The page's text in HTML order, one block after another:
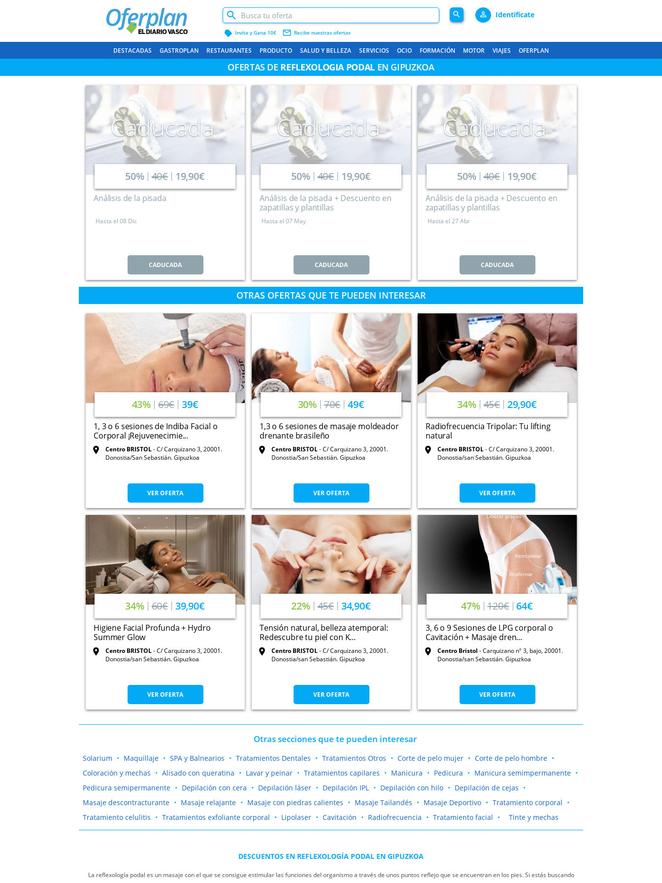
label Invita y Gana 10€ mail_outline Recibe nuestras ofertas
search person_outline Identifícate
DESTACADAS GASTROPLAN RESTAURANTES PRODUCTO SALUD Y BELLEZA SERVICIOS OCIO FORMACIÓN MOTOR VIAJES OFERPLAN
OFERTAS DE REFLEXOLOGIA PODALEN GIPUZKOA
Caducada
50% 40€ 19,90€
Análisis de la pisada
Hasta el 08 Dic
CADUCADA
Caducada
50% 40€ 19,90€
Análisis de la pisada + Descuento en
zapatillas y plantillas
Hasta el 07 May
CADUCADA
Caducada
50% 40€ 19,90€
Análisis de la pisada + Descuento en
zapatillas y plantillas
Hasta el 27 Abr
CADUCADA
OTRAS OFERTAS QUE TE PUEDEN INTERESAR
43% 69€ 39€
1, 3 o 6 sesiones de Indiba Facial o
Corporal ¡Rejuvenecimie...
Centro BRISTOL C/ Carquizano 3, 20001.
Donostia/San Sebastián. Gipuzkoa
VER OFERTA
30% 70€ 49€
1,3 o 6 sesiones de masaje moldeador
drenante brasileño
Centro BRISTOL C/ Carquizano 3, 20001.
Donostia/San Sebastián. Gipuzkoa
VER OFERTA
34% 45€ 29,90€
Radiofrecuencia Tripolar: Tu lifting
natural
Centro BRISTOL C/ Carquizano 3, 20001.
Donostia/san Sebastián. Gipuzkoa
VER OFERTA
34% 60€ 39,90€
Higiene Facial Profunda + Hydro
Summer Glow
Centro BRISTOL C/ Carquizano 3, 20001.
Donostia/san Sebastián. Gipuzkoa
VER OFERTA
22% 45€ 34,90€
Tensión natural, belleza atemporal:
Redescubre tu piel con K...
Centro BRISTOL C/ Carquizano 3, 20001.
Donostia/san Sebastián. Gipuzkoa
VER OFERTA
47% 120€ 64€
3, 6 o 9 Sesiones de LPG corporal o
Cavitación + Masaje dren...
Centro Bristol
Carquizano nº 3, bajo, 20001.
Donostia/san Sebastián. Gipuzkoa
VER OFERTA
Otras secciones que te pueden interesar
Solarium Maquillaje SPA y Balnearios Tratamientos Dentales Tratamientos Otros Corte de pelo mujer
Corte de pelo hombre
Coloración y mechas
Alisado con queratina Lavar y peinar Tratamientos capilares Manicura Pedicura
Manicura semimpermanente
Pedicura semipermanente
Depilación con cera Depilación láser Depilación IPL Depilación con hilo
Depilación de cejas
Masaje descontracturante
Masaje relajante Masaje con piedras calientes Masaje Tailandés Masaje Deportivo
Tratamiento corporal
Tratamiento celulitis
Tratamientos exfoliante corporal Lipolaser Cavitación Radiofrecuencia Tratamiento facial Tinte y mechas
DESCUENTOS EN REFLEXOLOGÍA PODAL EN GIPUZKOA
La reflexología podal es un masaje con el que se consigue estimular las funciones del organismo a través de unos puntos reflejo que se encuentran en los pies. Si estás buscando